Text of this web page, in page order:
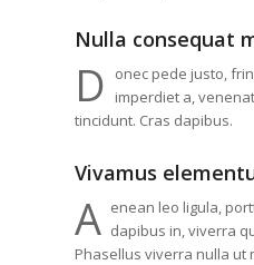
Nulla consequat
D
onec pede justo,
imperdiet a,
tincidunt. Cras dapibus.
Vivamus
A enean leo ligula,
dapibus in, viverra
Phasellus viverra nulla ut